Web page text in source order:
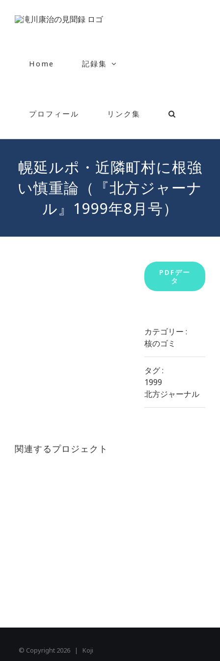
Home 記録集
プロフィール リンク集
幌延ルポ・近隣町村に根強
い慎重論（『北方ジャーナ
ル』1999年8月号）
PDFデー
タ
カテゴリー :
核のゴミ
タグ :
1999
北方ジャーナル
関連するプロジェクト
© Copyright 2026 | Koji